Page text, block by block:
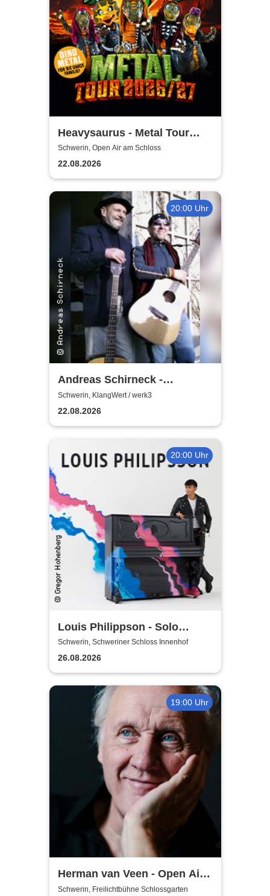
Heavysaurus - Metal Tour
2026/27
Schwerin, Open Air am Schloss
22.08.2026
20:00 Uhr
Andreas Schirneck -
Remember Klaus Renft |
Sommerkonzerte im werk3!
Schwerin, KlangWert / werk3
22.08.2026
20:00 Uhr
Louis Philippson - Solo
Konzerte 2026
Schwerin, Schweriner Schloss Innenhof
26.08.2026
19:00 Uhr
Herman van Veen - Open Air
2026
Schwerin, Freilichtbühne Schlossgarten